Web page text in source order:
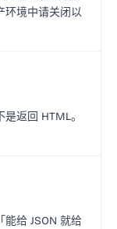
环境中请关闭以
返回 HTML。
能给 JSON 就给